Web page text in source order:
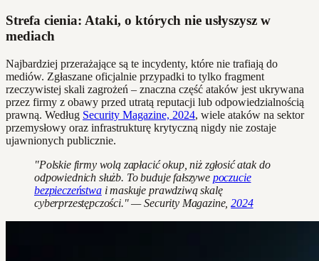
Strefa cienia: Ataki, o których nie usłyszysz w
mediach
Najbardziej przerażające są te incydenty, które nie trafiają do
mediów. Zgłaszane oficjalnie przypadki to tylko fragment
rzeczywistej skali zagrożeń – znaczna część ataków jest ukrywana
przez firmy z obawy przed utratą reputacji lub odpowiedzialnością
prawną. Według Security Magazine, 2024, wiele ataków na sektor
przemysłowy oraz infrastrukturę krytyczną nigdy nie zostaje
ujawnionych publicznie.
"Polskie firmy wolą zapłacić okup, niż zgłosić atak do
odpowiednich służb. To buduje fałszywe poczucie
bezpieczeństwai maskuje prawdziwą skalę
cyberprzestępczości." — Security Magazine,2024